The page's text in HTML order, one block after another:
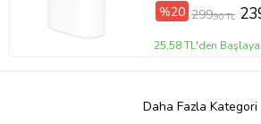
%20 299,90 TL
25,58 TL'den
Daha Fazla Kategori